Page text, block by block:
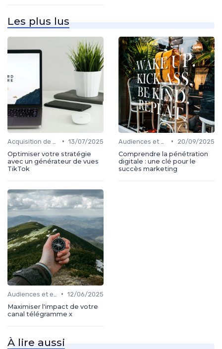
Les plus lus
• 13/07/2025
Optimiser votre stratégie
avec un générateur de vues
TikTok
•
20/09/2025
Comprendre la pénétration
digitale : une clé pour le
succès marketing
• 12/06/2025
Maximiser l'impact de votre
canal télégramme x
À lire aussi